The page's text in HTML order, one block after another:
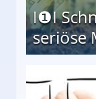
I❶I
seriöse